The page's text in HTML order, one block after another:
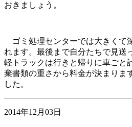
おきましょう。
ゴミ処理センターでは大きくて
れます。最後まで自分たちで見送
軽トラックは行きと帰りに車ごと
棄書類の重さから料金が決まりま
した。
2014年12月03日